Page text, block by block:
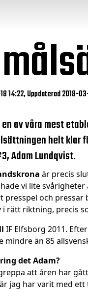
14:22, Uppdaterad 2018-
en av våra mest
helt klar
Adam Lundqvist.
är precis
vi lite
presspel och
rätt riktning, precis
IF Elfsborg 2011.
än 85
det Adam?
att åren har
jag har varit med